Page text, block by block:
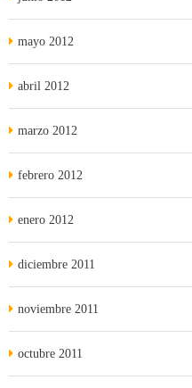
mayo 2012
abril 2012
marzo 2012
febrero 2012
enero 2012
diciembre 2011
noviembre 2011
octubre 2011